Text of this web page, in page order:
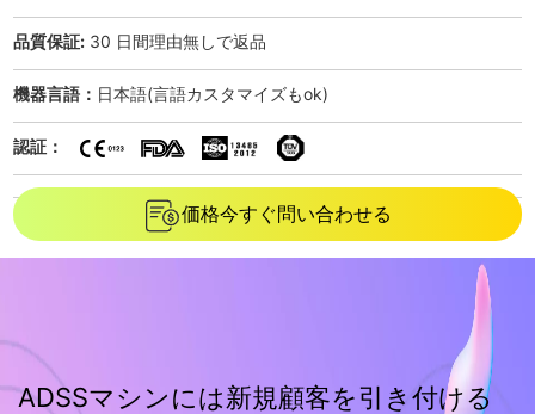
品質保証: 30 日間理由無しで返品
機器言語： 日本語(言語カスタマイズもok)
認証：
価格今すぐ問い合わせる
ADSSマシンには新規顧客を引き付ける